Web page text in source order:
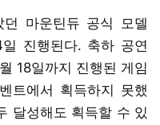
마운틴듀 공식 모델
진행된다. 축하 공연
18일까지 진행된 게임
트에서 획득하지 못했
달성해도 획득할 수 있